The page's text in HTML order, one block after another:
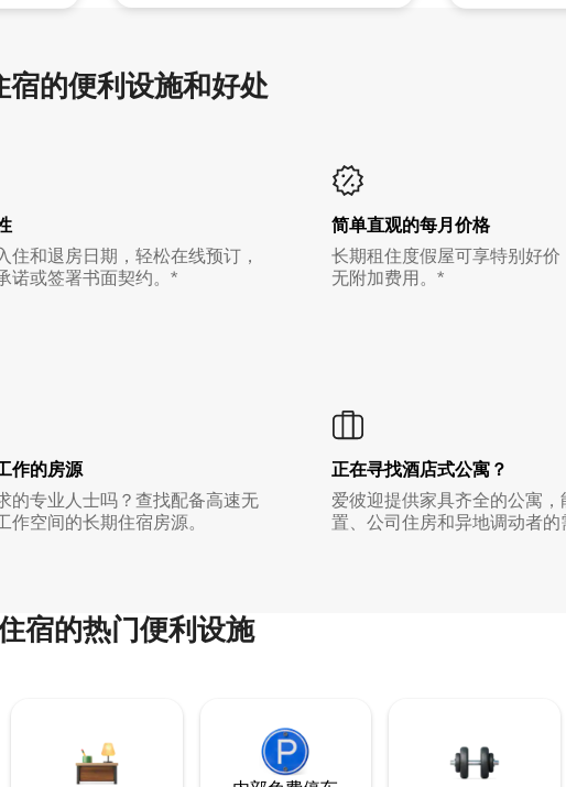
宿的便利设施和好处
住和退房日期，轻松在线预订，
诺或签署书面契约。*
简单直观的每月价格
长期租住度假屋可享特别好价
无附加费用。*
作的房源
的专业人士吗？查找配备高速无
作空间的长期住宿房源。
正在寻找酒店式公寓？
爱彼迎提供家具齐全的公寓
置、公司住房和异地调动者的
宿的热门便利设施